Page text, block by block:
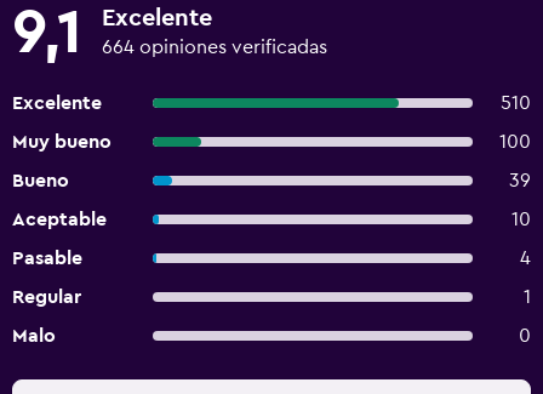
9,1 Excelente
664 opiniones verificadas
Excelente
510
Muy bueno
100
Bueno
39
Aceptable
10
Pasable
4
Regular
1
Malo
0